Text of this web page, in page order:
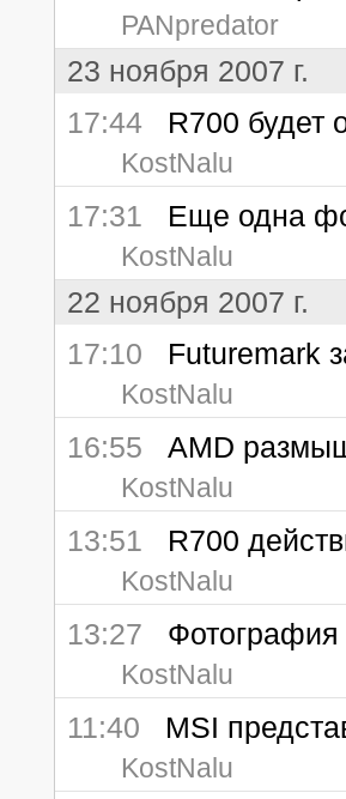
PANpredator
23 ноября 2007 г.
17:44 R700 будет
KostNalu
17:31 Еще одна
KostNalu
22 ноября 2007 г.
17:10 Futuremark
KostNalu
16:55 AMD
KostNalu
13:51 R700
KostNalu
13:27 Фотография
KostNalu
11:40 MSI
KostNalu